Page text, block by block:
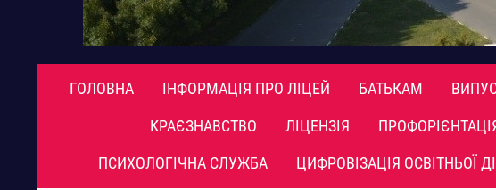
ГОЛОВНА ІНФОРМАЦІЯ ПРО ЛІЦЕЙ БАТЬКАМ
КРАЄЗНАВСТВО
ЛІЦЕНЗІЯ
ПСИХОЛОГІЧНА СЛУЖБА
ЦИФРОВІЗАЦІЯ ОСВІТНЬОЇ